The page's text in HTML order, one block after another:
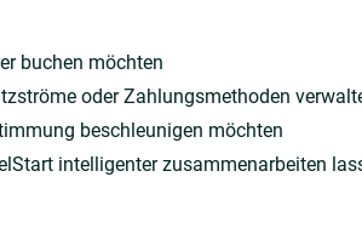
buchen möchten
oder Zahlungsmethoden
beschleunigen möchten
intelligenter zusammenarbeiten